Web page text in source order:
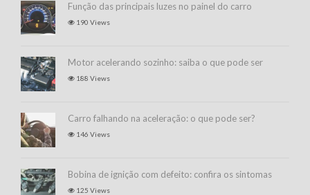
Função das principais luzes no painel do carro
190 Views
Motor acelerando sozinho: saiba o que pode ser
188 Views
Carro falhando na aceleração: o que pode ser?
146 Views
Bobina de ignição com defeito: confira os sintomas
125 Views